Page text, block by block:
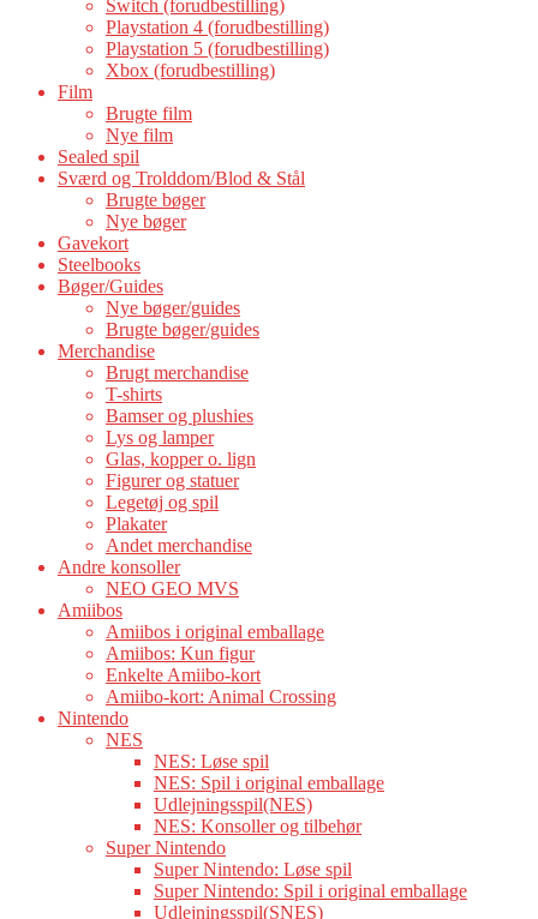
Switch (forudbestilling)
Playstation 4 (forudbestilling)
Playstation 5 (forudbestilling)
Xbox (forudbestilling)
Film
Brugte film
Nye film
Sealed spil
Sværd og Trolddom/Blod & Stål
Brugte bøger
Nye bøger
Gavekort
Steelbooks
Bøger/Guides
Nye bøger/guides
Brugte bøger/guides
Merchandise
Brugt merchandise
T-shirts
Bamser og plushies
Lys og lamper
Glas, kopper o. lign
Figurer og statuer
Legetøj og spil
Plakater
Andet merchandise
Andre konsoller
NEO GEO MVS
Amiibos
Amiibos i original emballage
Amiibos: Kun figur
Enkelte Amiibo-kort
Amiibo-kort: Animal Crossing
Nintendo
NES
NES: Løse spil
NES: Spil i original emballage
Udlejningsspil(NES)
NES: Konsoller og tilbehør
Super Nintendo
Super Nintendo: Løse spil
Super Nintendo: Spil i original emballage
Udlejningsspil(SNES)